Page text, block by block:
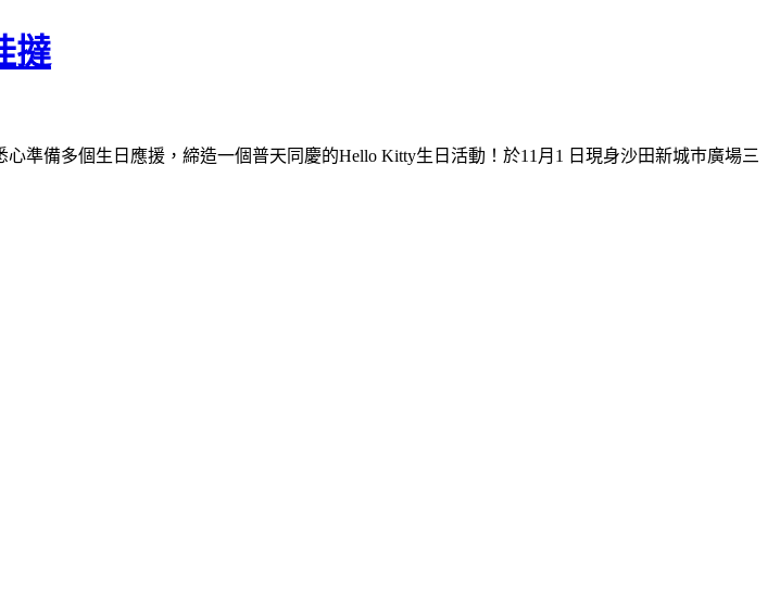
撻
準備多個生日應援，締造一個普天同慶的Hello Kitty生日活動！於11月1 日現身沙田新城巿廣場三